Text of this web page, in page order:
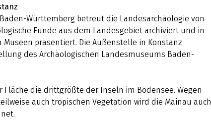
Baden-Württemberg betreut die Landesarchäologie von
Funde aus dem Landesgebiet archiviert und in
präsentiert. Die Außenstelle in Konstanz
des Archäologischen Landesmuseums Baden-
Fläche die drittgrößte der Inseln im Bodensee. Wegen
auch tropischen Vegetation wird die Mainau auch